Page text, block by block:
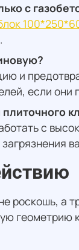
с
и
если они
с
роскошь, а